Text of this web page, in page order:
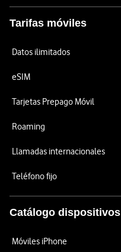
Tarifas móviles
Datos ilimitados
eSIM
Tarjetas Prepago Móvil
Roaming
Llamadas internacionales
Teléfono fijo
Catálogo dispositivos
Móviles iPhone